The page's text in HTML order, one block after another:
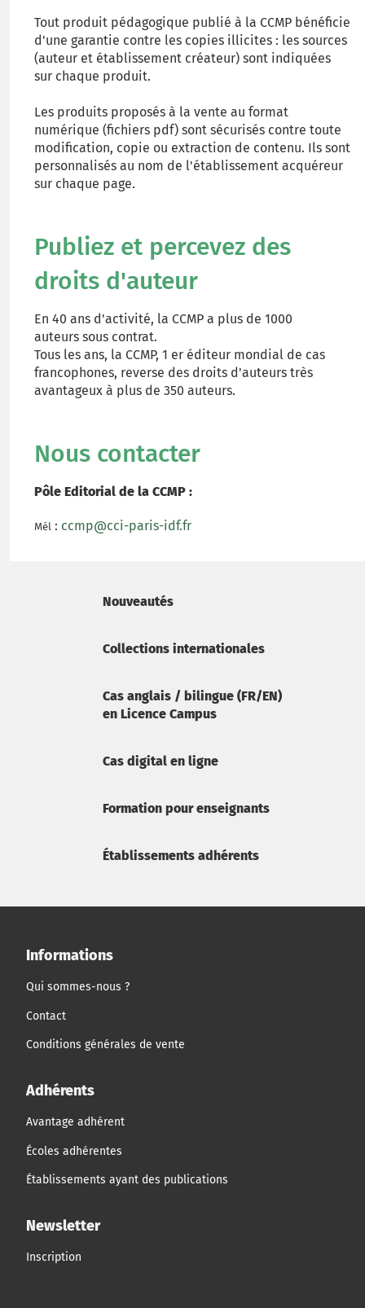
Tout produit pédagogique publié à la CCMP bénéficie
d'une garantie contre les copies illicites : les sources
(auteur et établissement créateur) sont indiquées
sur chaque produit.
Les produits proposés à la vente au format
numérique (fichiers pdf) sont sécurisés contre toute
modification, copie ou extraction de contenu. Ils sont
personnalisés au nom de l'établissement acquéreur
sur chaque page.
Publiez et percevez des
droits d'auteur
En 40 ans d'activité, la CCMP a plus de 1000
auteurs sous contrat.
Tous les ans, la CCMP, 1 er éditeur mondial de cas
francophones, reverse des droits d'auteurs très
avantageux à plus de 350 auteurs.
Nous contacter
Pôle Editorial de la CCMP :
Mél : ccmp@cci-paris-idf.fr
Nouveautés
Collections internationales
Cas anglais / bilingue (FR/EN)
en Licence Campus
Cas digital en ligne
Formation pour enseignants
Établissements adhérents
Informations
Qui sommes-nous ?
Contact
Conditions générales de vente
Adhérents
Avantage adhérent
Écoles adhérentes
Établissements ayant des publications
Newsletter
Inscription